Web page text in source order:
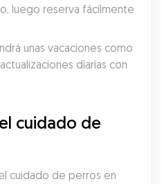
luego reserva fácilmente
unas vacaciones como
diarias con
cuidado de
cuidado de perros en